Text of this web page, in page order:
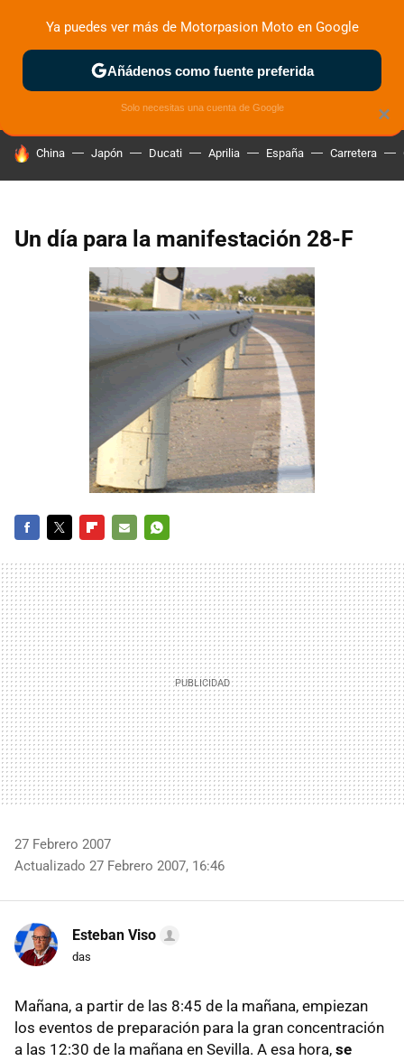
ZONA DE PRUEBAS DEPORTIVAS MOTOS ELÉCTRICAS
HOY SE HABLA DE
China Japón Ducati Aprilia España Carretera
Un día para la manifestación 28-F
MAIL
27 Febrero 2007
Actualizado 27 Febrero 2007, 16:46
Esteban Viso
das
Mañana, a partir de las 8:45 de la mañana, empiezan
los eventos de preparación para la gran concentración
a las 12:30 de la mañana en Sevilla. A esa hora, se
×
Ya puedes ver más de Motorpasion Moto en Google
Añádenos como fuente preferida
Solo necesitas una cuenta de Google